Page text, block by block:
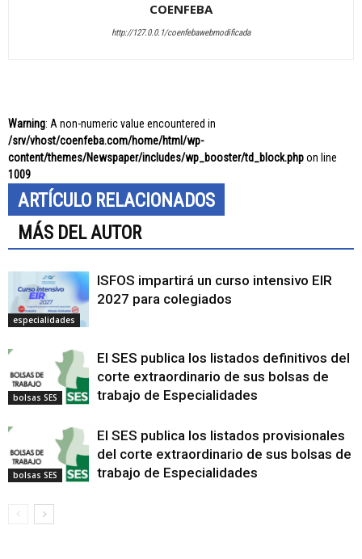
COENFEBA
http://127.0.0.1/coenfebawebmodificada
Warning: A non-numeric value encountered in
/srv/vhost/coenfeba.com/home/html/wp-
content/themes/Newspaper/includes/wp_booster/td_block.phpon line
1009
ARTÍCULO RELACIONADOS
MÁS DEL AUTOR
especialidades
ISFOS impartirá un curso intensivo EIR
2027 para colegiados
bolsas SES
El SES publica los listados definitivos del
corte extraordinario de sus bolsas de
trabajo de Especialidades
bolsas SES
El SES publica los listados provisionales
del corte extraordinario de sus bolsas de
trabajo de Especialidades